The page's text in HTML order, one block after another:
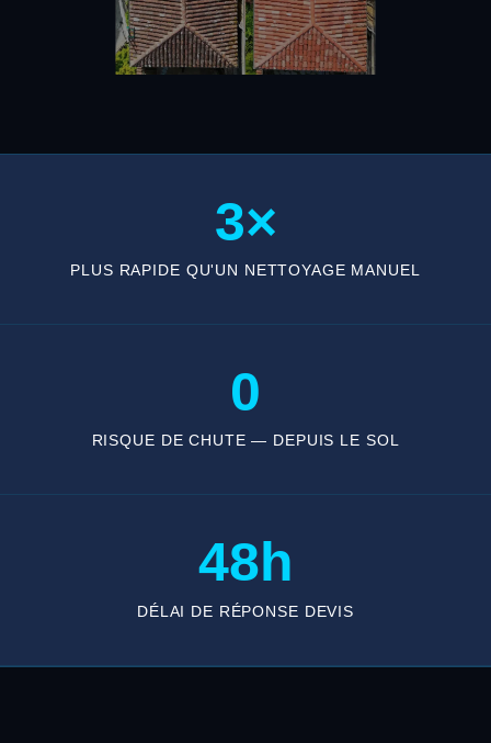
3×
PLUS RAPIDE QU'UN NETTOYAGE MANUEL
0
RISQUE DE CHUTE — DEPUIS LE SOL
48h
DÉLAI DE RÉPONSE DEVIS